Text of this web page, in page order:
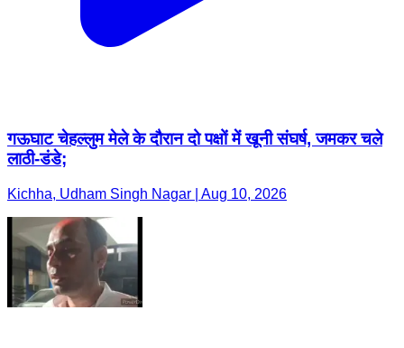
गऊघाट चेहल्लुम मेले के दौरान दो पक्षों में खूनी संघर्ष, जमकर चले
लाठी-डंडे;
Kichha, Udham Singh Nagar | Aug 10, 2026